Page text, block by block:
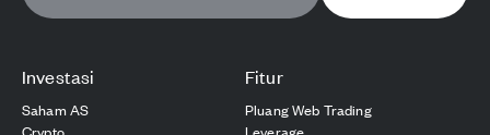
Investasi
Saham AS
Fitur
Pluang Web Trading